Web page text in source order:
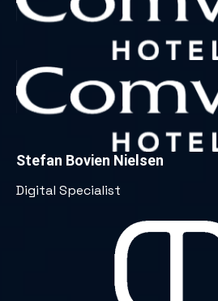
Stefan Bovien Nielsen
Digital Specialist